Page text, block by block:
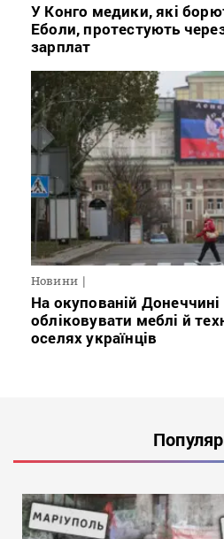
У Конго медики, які
Еболи, протестують
зарплат
Новини
На окупованій
обліковувати меблі й
оселях українців